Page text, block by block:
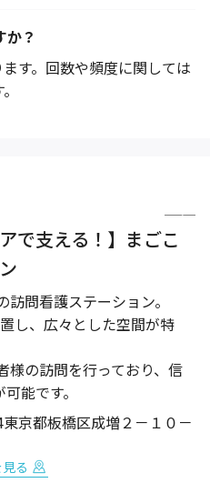
か？
す。回数や頻度に関しては
で支える！】まごこ
問看護ステーション。
し、広々とした空間が特
様の訪問を行っており、信
能です。
京都板橋区成増２－１０－
る